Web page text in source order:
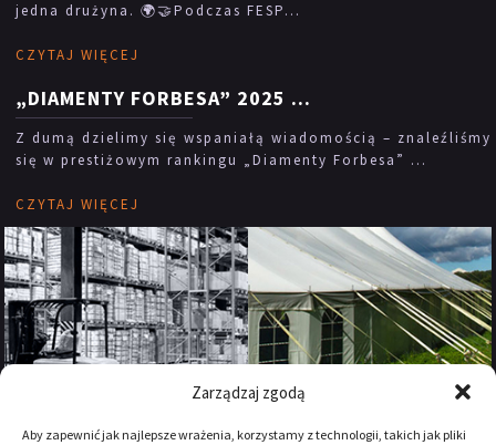
Zarządzaj zgodą
Aby zapewnić jak najlepsze wrażenia, korzystamy z technologii, takich jak pliki
jedna drużyna. 🌍🤝Podczas FESP...
CZYTAJ WIĘCEJ
„DIAMENTY FORBESA” 2025 ...
Z dumą dzielimy się wspaniałą wiadomością – znaleźliśmy
się w prestiżowym rankingu „Diamenty Forbesa” ...
CZYTAJ WIĘCEJ